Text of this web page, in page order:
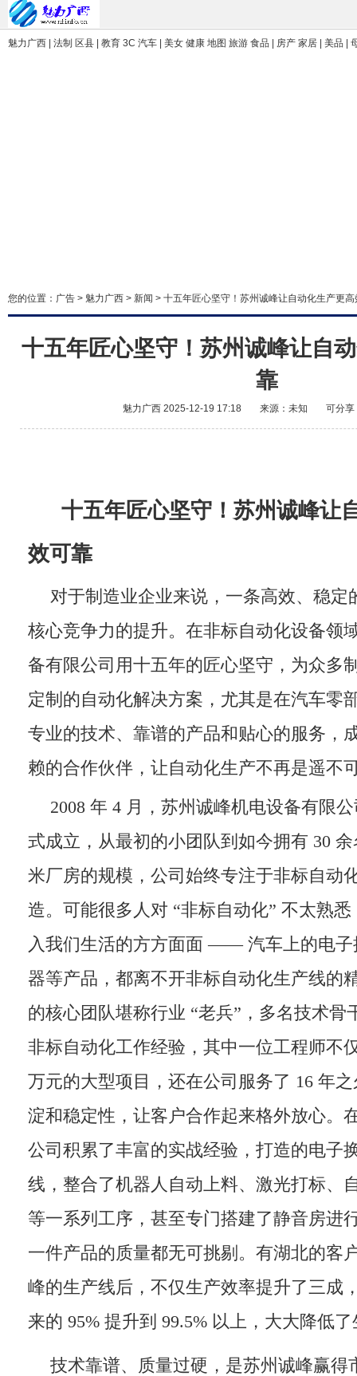
魅力广西 | 法制 区县 | 教育 3C 汽车 | 美女 健康 地图 旅游 食品 | 房产 家居 | 美品 |
您的位置： 广告 > 魅力广西 > 新闻 > 十五年匠心坚守！苏州诚峰让自动化生产更高
十五年匠心坚守！苏州诚峰让自
靠
魅力广西 2025-12-19 17:18 来源：未知 可分享
十五年匠心坚守！苏州诚峰让
效可靠
对于制造业企业来说，一条高效、稳定
核心竞争力的提升。在非标自动化设备领
备有限公司用十五年的匠心坚守，为众多
定制的自动化解决方案，尤其是在汽车零
专业的技术、靠谱的产品和贴心的服务，
赖的合作伙伴，让自动化生产不再是遥不
2008 年 4 月，苏州诚峰机电设备有限
式成立，从最初的小团队到如今拥有 30
米厂房的规模，公司始终专注于非标自动
造。可能很多人对 “非标自动化” 不太熟
入我们生活的方方面面 —— 汽车上的电子
器等产品，都离不开非标自动化生产线的
的核心团队堪称行业 “老兵”，多名技术骨
非标自动化工作经验，其中一位工程师不
万元的大型项目，还在公司服务了 16 年
淀和稳定性，让客户合作起来格外放心。
公司积累了丰富的实战经验，打造的电子
线，整合了机器人自动上料、激光打标、
等一系列工序，甚至专门搭建了静音房进
一件产品的质量都无可挑剔。有湖北的客
峰的生产线后，不仅生产效率提升了三成
来的 95% 提升到 99.5% 以上，大大降低
技术靠谱、质量过硬，是苏州诚峰赢得